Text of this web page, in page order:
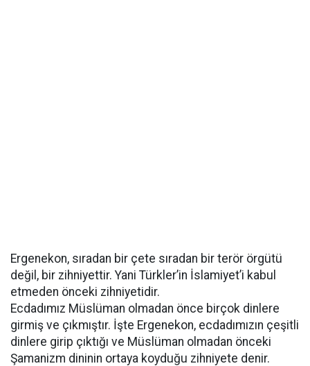
Ergenekon, sıradan bir çete sıradan bir terör örgütü
değil, bir zihniyettir. Yani Türkler’in İslamiyet’i kabul
etmeden önceki zihniyetidir.
Ecdadımız Müslüman olmadan önce birçok dinlere
girmiş ve çıkmıştır. İşte Ergenekon, ecdadımızın çeşitli
dinlere girip çıktığı ve Müslüman olmadan önceki
Şamanizm dininin ortaya koyduğu zihniyete denir.